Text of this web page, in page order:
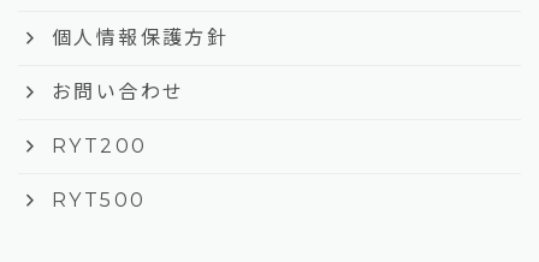
keyboard_arrow_right 個人情報保護方針
keyboard_arrow_right お問い合わせ
keyboard_arrow_right RYT200
keyboard_arrow_right RYT500